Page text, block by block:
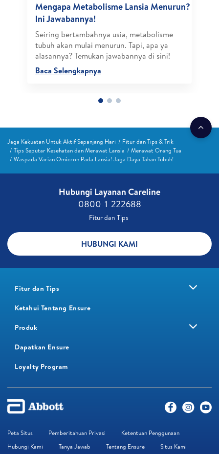
Mengapa Metabolisme Lansia Menurun?
Ini Jawabannya!
Seiring bertambahnya usia, metabolisme
tubuh akan mulai menurun. Tapi, apa ya
alasannya? Temukan jawabannya di sini!
Baca Selengkapnya
Jaga Kekuatan Untuk Aktif Sepanjang Hari
Fitur dan Tips & Trik
Tips Seputar Kesehatan dan Merawat Lansia
Merawat Orang Tua
Waspada Varian Omicron Pada Lansia! Jaga Daya Tahan Tubuh!
Hubungi Layanan Careline​
0800-1-222688​
Fitur dan Tips ​
HUBUNGI KAMI
Fitur dan Tips
Ketahui Tentang Ensure
Produk
Dapatkan Ensure
Loyalty Program​
Peta Situs Pemberitahuan Privasi
Ketentuan Penggunaan
Hubungi Kami
Tanya Jawab Tentang Ensure Situs Kami